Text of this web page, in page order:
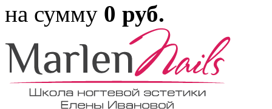
на сумму 0 руб.